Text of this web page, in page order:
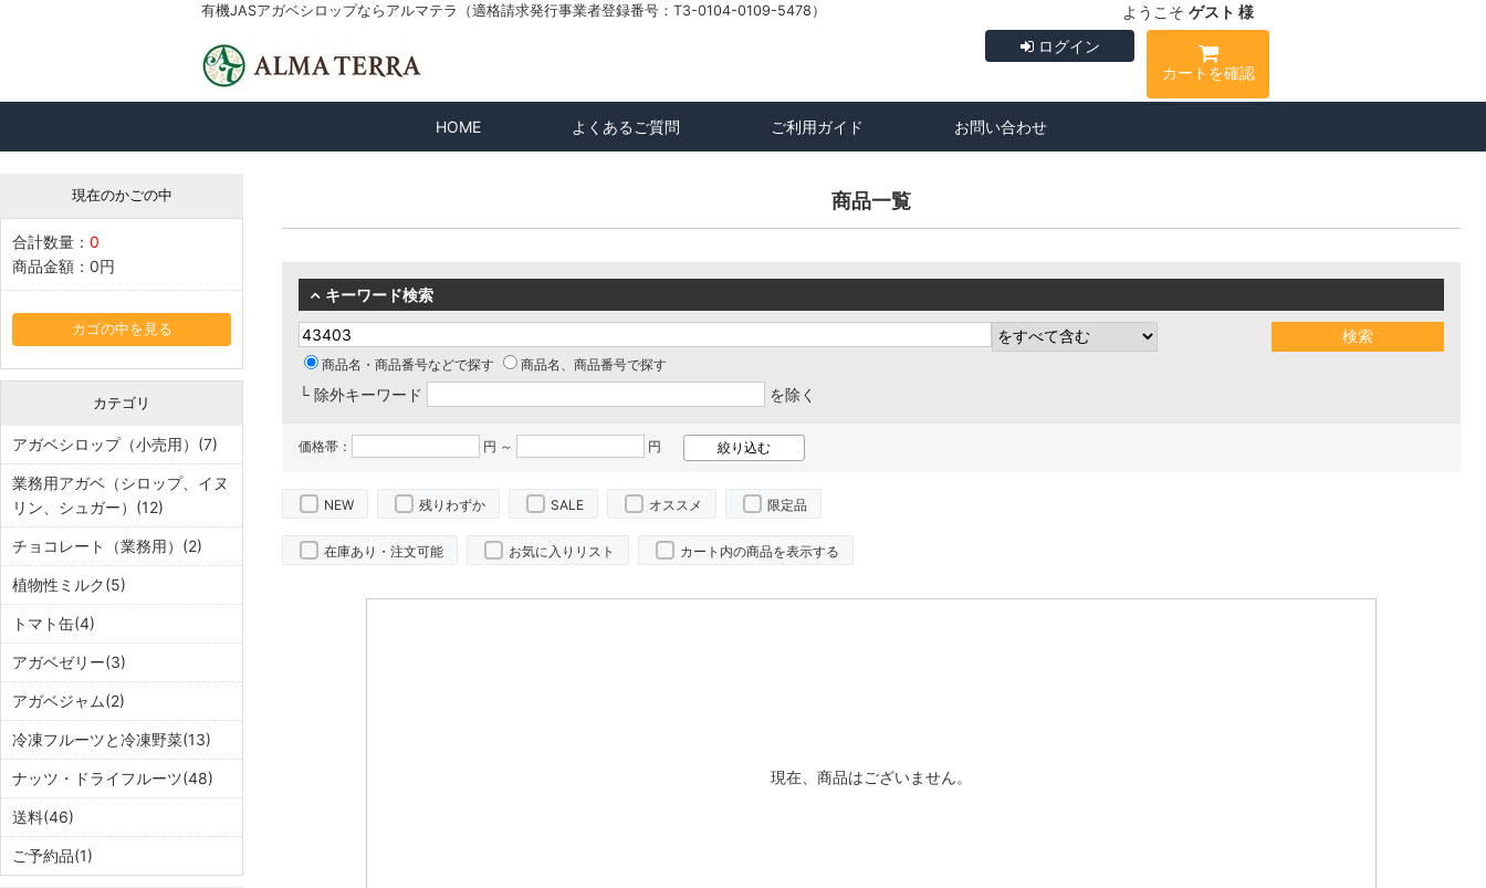
有機JASアガベシロップならアルマテラ（適格請求発行事業者登録番号：T3-0104-0109-5478） ようこそ ゲスト 様
ログイン
カートを確認
HOME よくあるご質問 ご利用ガイド お問い合わせ
現在のかごの中
合計数量： 0
商品金額： 0円
カゴの中を見る
カテゴリ
アガベシロップ（小売用）(7)
業務用アガベ（シロップ、イヌ
リン、シュガー）(12)
チョコレート（業務用）(2)
植物性ミルク(5)
トマト缶(4)
アガベゼリー(3)
アガベジャム(2)
冷凍フルーツと冷凍野菜(13)
ナッツ・ドライフルーツ(48)
送料(46)
ご予約品(1)
商品一覧
キーワード検索
商品名・商品番号などで探す 商品名、商品番号で探す
└ 除外キーワード を除く
価格帯： 円 ～ 円
NEW 残りわずか SALE オススメ 限定品
在庫あり・注文可能 お気に入りリスト カート内の商品を表示する
現在、商品はございません。